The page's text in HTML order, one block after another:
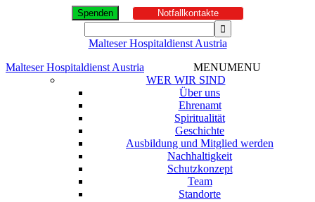
Spenden Notfallkontakte
Malteser Hospitaldienst Austria
Malteser Hospitaldienst Austria
MENUMENU
WER WIR SIND
Über uns
Ehrenamt
Spiritualität
Geschichte
Ausbildung und Mitglied werden
Nachhaltigkeit
Schutzkonzept
Team
Standorte